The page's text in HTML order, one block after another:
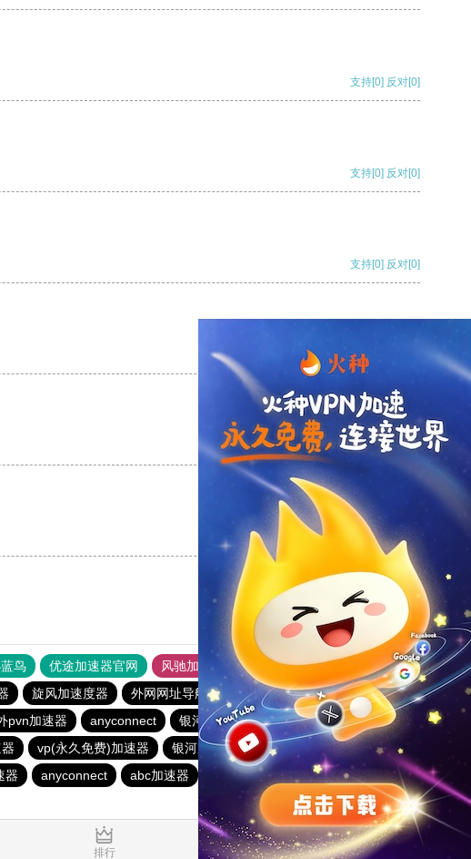
支持[0] 反对[0]
支持[0] 反对[0]
支持[0] 反对[0]
支持
支持[0] 反对[0]
支持[0] 反对[0]
鸟 优途加速器官网 风驰加速器
旋风加速器
旋风加速度器 外网网址导航 软件中心
银河加速器
pvn加速器 anyconnect 银河加速器 1元机场
银河加速器
vp(永久免费)加速器 银河加速器 蚂蚁加速器
银河加速器
器 anyconnect abc加速器 荔枝加速器 暴雪加速器
橘子加速器
排行 推荐